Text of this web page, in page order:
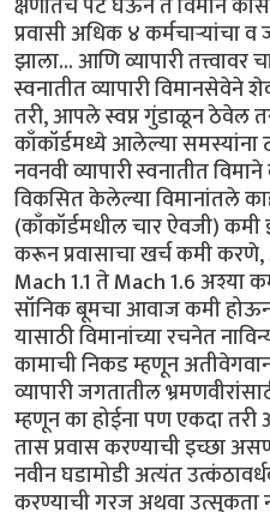
प्रवासी अधिक ४ कर्मचार्‍यांचा
झाला... आणि व्यापारी
स्वनातीत व्यापारी
तरी, आपले स्वप्न गुंडाळून ठेवेल
काँकॉर्डमध्ये आलेल्या समस्यांना
नवनवी व्यापारी स्वनातीत
विकसित केलेल्या विमानांतले
(काँकॉर्डमधील चार ऐवजी)
करून प्रवासाचा खर्च कमी
Mach 1.1 ते Mach 1.6 अश्या
सॉनिक बूमचा आवाज कमी होऊन
यासाठी विमानांच्या रचनेत
कामाची निकड म्हणून
व्यापारी जगतातील
म्हणून का होईना पण एकदा
तास प्रवास करण्याची इच्छा
नवीन घडामोडी अत्यंत
करण्याची गरज अथवा उत्सुकता